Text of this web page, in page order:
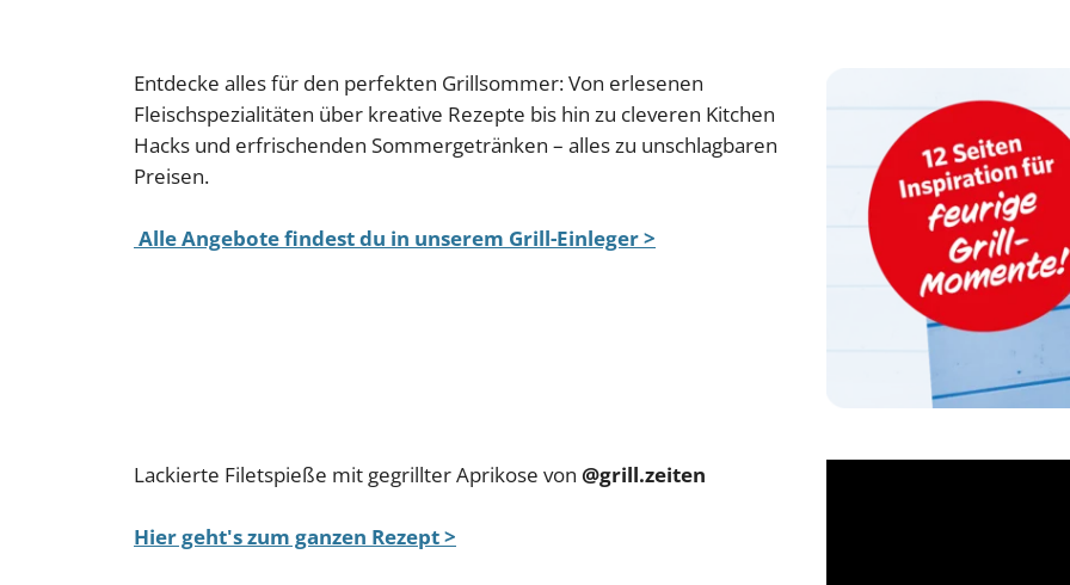
Entdecke alles für den perfekten Grillsommer: Von erlesenen
Fleischspezialitäten über kreative Rezepte bis hin zu cleveren Kitchen
Hacks und erfrischenden Sommergetränken – alles zu unschlagbaren
Preisen.
Alle Angebote findest du in unserem Grill-Einleger >
Lackierte Filetspieße mit gegrillter Aprikose von @grill.zeiten
Hier geht's zum ganzen Rezept >